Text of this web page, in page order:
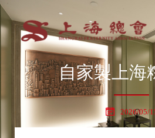
自家製上海
2026/05/